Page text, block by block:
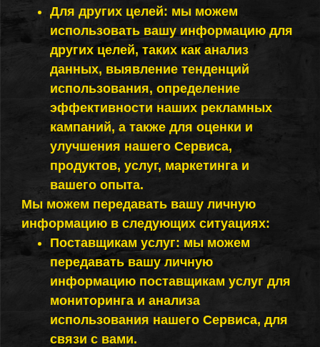
Для других целей: мы можем
использовать вашу информацию для
других целей, таких как анализ
данных, выявление тенденций
использования, определение
эффективности наших рекламных
кампаний, а также для оценки и
улучшения нашего Сервиса,
продуктов, услуг, маркетинга и
вашего опыта.
Мы можем передавать вашу личную
информацию в следующих ситуациях:
Поставщикам услуг: мы можем
передавать вашу личную
информацию поставщикам услуг для
мониторинга и анализа
использования нашего Сервиса, для
связи с вами.